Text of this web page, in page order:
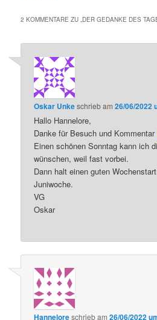
2 KOMMENTARE ZU „DER GEDANKE DES
Oskar Unkeschriebam26/06/2022
Hallo Hannelore,
Danke für Besuch und Kommentar
Einen schönen Sonntag kann ich
wünschen, weil fast vorbei.
Dann halt einen guten
Juniwoche.
VG
Oskar
Hanneloreschriebam26/06/2022